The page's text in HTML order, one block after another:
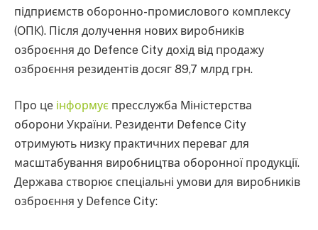
підприємств оборонно-промислового комплексу
(ОПК). Після долучення нових виробників
озброєння до Defence City дохід від продажу
озброєння резидентів досяг 89,7 млрд грн.
Про це інформує пресслужба Міністерства
оборони України. Резиденти Defence City
отримують низку практичних переваг для
масштабування виробництва оборонної продукції.
Держава створює спеціальні умови для виробників
озброєння у Defence City: